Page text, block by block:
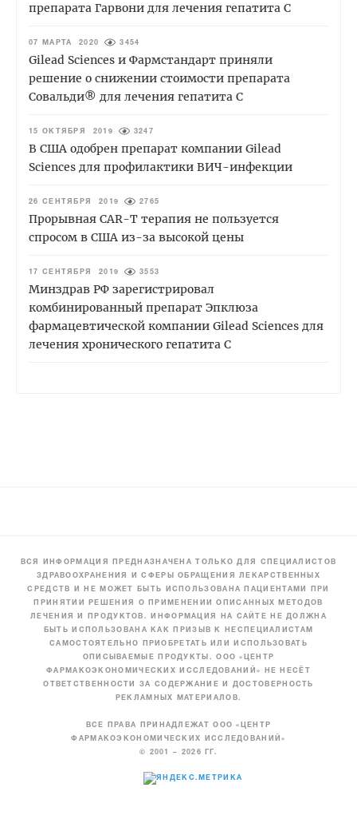
препарата Гарвони для лечения гепатита С
07 МАРТА 2020 3454
Gilead Sciences и Фармстандарт приняли
решение о снижении стоимости препарата
Совальди® для лечения гепатита С
15 ОКТЯБРЯ 2019 3247
В США одобрен препарат компании Gilead
Sciences для профилактики ВИЧ-инфекции
26 СЕНТЯБРЯ 2019 2765
Прорывная CAR-T терапия не пользуется
спросом в США из-за высокой цены
17 СЕНТЯБРЯ 2019 3553
Минздрав РФ зарегистрировал
комбинированный препарат Эпклюза
фармацевтической компании Gilead Sciences для
лечения хронического гепатита С
ВСЯ ИНФОРМАЦИЯ ПРЕДНАЗНАЧЕНА ТОЛЬКО ДЛЯ СПЕЦИАЛИСТОВ
ЗДРАВООХРАНЕНИЯ И СФЕРЫ ОБРАЩЕНИЯ ЛЕКАРСТВЕННЫХ
СРЕДСТВ И НЕ МОЖЕТ БЫТЬ ИСПОЛЬЗОВАНА ПАЦИЕНТАМИ ПРИ
ПРИНЯТИИ РЕШЕНИЯ О ПРИМЕНЕНИИ ОПИСАННЫХ МЕТОДОВ
ЛЕЧЕНИЯ И ПРОДУКТОВ. ИНФОРМАЦИЯ НА САЙТЕ НЕ ДОЛЖНА
БЫТЬ ИСПОЛЬЗОВАНА КАК ПРИЗЫВ К НЕСПЕЦИАЛИСТАМ
САМОСТОЯТЕЛЬНО ПРИОБРЕТАТЬ ИЛИ ИСПОЛЬЗОВАТЬ
ОПИСЫВАЕМЫЕ ПРОДУКТЫ. ООО «ЦЕНТР
ФАРМАКОЭКОНОМИЧЕСКИХ ИССЛЕДОВАНИЙ» НЕ НЕСЁТ
ОТВЕТСТВЕННОСТИ ЗА СОДЕРЖАНИЕ И ДОСТОВЕРНОСТЬ
РЕКЛАМНЫХ МАТЕРИАЛОВ.
ВСЕ ПРАВА ПРИНАДЛЕЖАТ ООО «ЦЕНТР
ФАРМАКОЭКОНОМИЧЕСКИХ ИССЛЕДОВАНИЙ»
© 2001 – 2026 ГГ.